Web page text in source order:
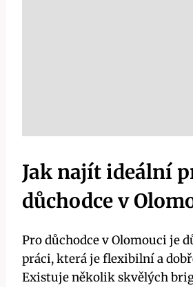
Jak najít ideální
důchodce v
Pro důchodce v Olomouci je
práci, která je flexibilní a
Existuje několik skvělých